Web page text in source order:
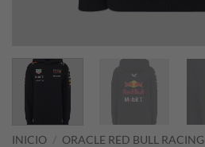
INICIO / ORACLE RED BULL RACING